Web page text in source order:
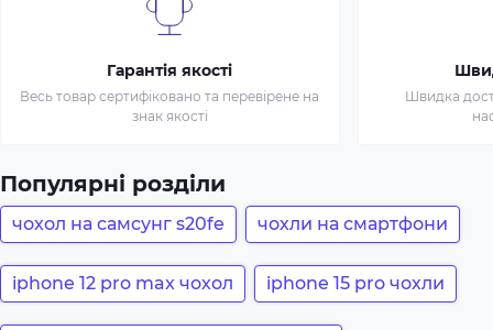
Гарантія якості
Весь товар сертифіковано та перевірене на
знак якості
Швидка
Популярні розділи
чохол на самсунг s20fe чохли на смартфони
iphone 12 pro max чохол iphone 15 pro чохли